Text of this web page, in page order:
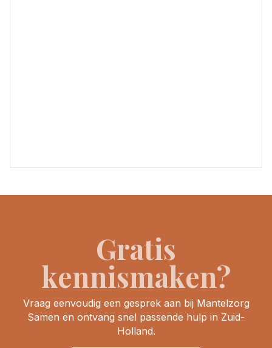
Gratis
kennismaken?
Vraag eenvoudig een gesprek aan bij Mantelzorg
Samen en ontvang snel passende hulp in Zuid-
Holland.